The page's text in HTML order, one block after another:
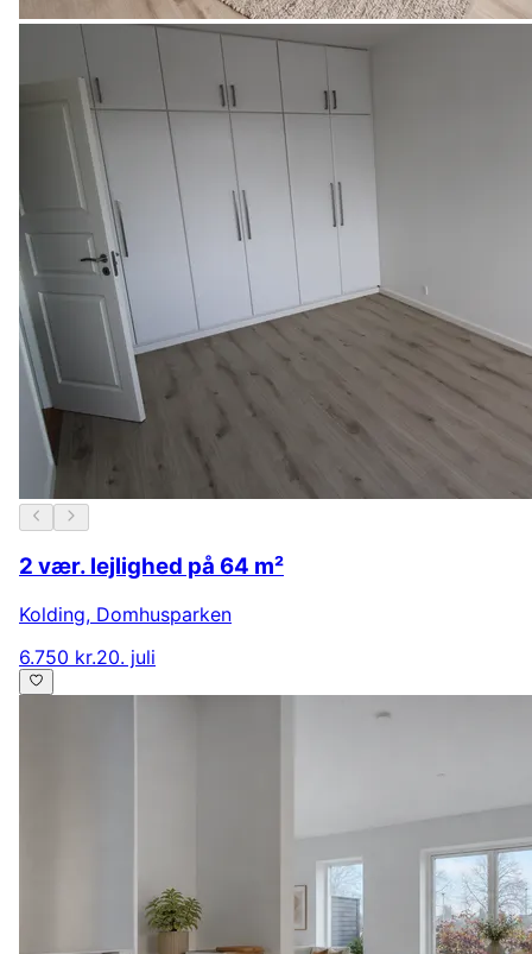
2 vær. lejlighed på 64 m²
Kolding, Domhusparken
6.750 kr.20. juli